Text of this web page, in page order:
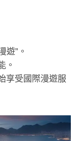
遊”。
。
享受國際漫遊服